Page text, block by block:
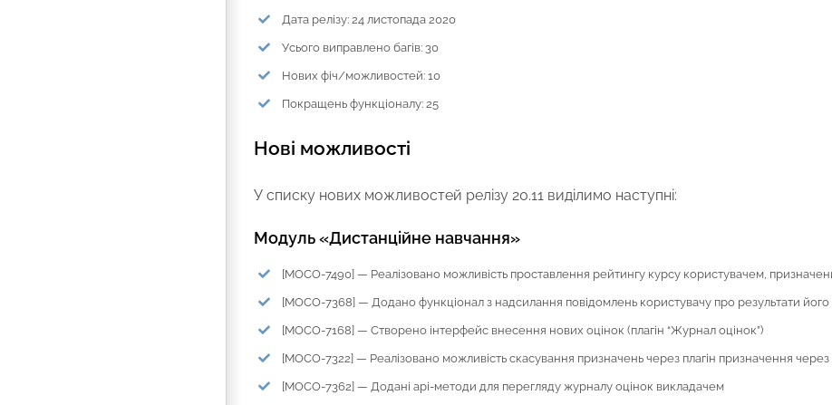
Дата релізу: 24 листопада 2020
Усього виправлено багів: 30
Нових фіч/можливостей: 10
Покращень функціоналу: 25
Нові можливості
У списку нових можливостей релізу 20.11 виділимо наступні:
Модуль «Дистанційне навчання»
[MOCO-7490] — Реалізовано можливість проставлення рейтингу курсу користувачем,
[MOCO-7368] — Додано функціонал з надсилання повідомлень користувачу про результати
[MOCO-7168] — Створено інтерфейс внесення нових оцінок (плагін “Журнал оцінок”)
[MOCO-7322] — Реалізовано можливість скасування призначень через плагін призначення
[MOCO-7362] — Додані api-методи для перегляду журналу оцінок викладачем